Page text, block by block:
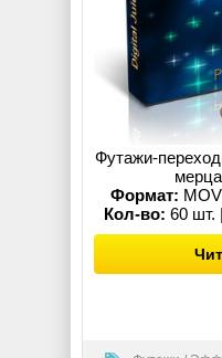
Футажи-
Формат:
Кол-во: 60 шт. |